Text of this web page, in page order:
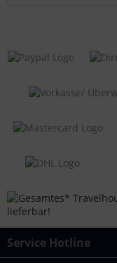
Service Hotline